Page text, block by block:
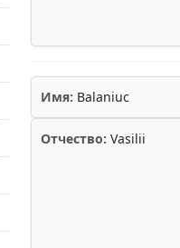
Имя: Balaniuc
Отчество: Vasilii